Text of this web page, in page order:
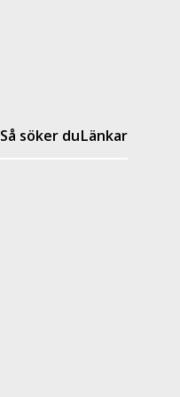
Så söker duLänkar